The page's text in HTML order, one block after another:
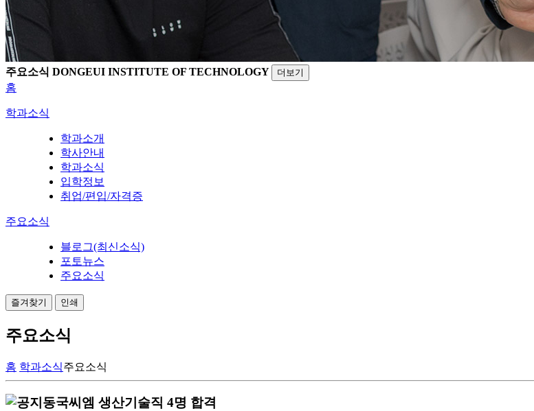
주요소식 DONGEUI INSTITUTE OF TECHNOLOGY 더보기
홈
학과소식
학과소개
학사안내
학과소식
입학정보
취업/편입/자격증
주요소식
블로그(최신소식)
포토뉴스
주요소식
즐겨찾기 인쇄
주요소식
홈 학과소식주요소식
동국씨엠 생산기술직 4명 합격